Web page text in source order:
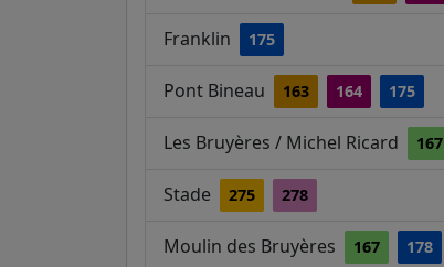
Franklin 175
Pont Bineau 163 164 175
Les Bruyères / Michel Ricard 167
Stade 275 278
Moulin des Bruyères 167 178